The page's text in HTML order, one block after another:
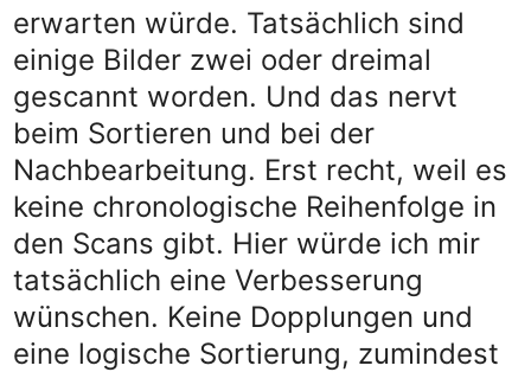
erwarten würde. Tatsächlich sind
einige Bilder zwei oder dreimal
gescannt worden. Und das nervt
beim Sortieren und bei der
Nachbearbeitung. Erst recht, weil es
keine chronologische Reihenfolge in
den Scans gibt. Hier würde ich mir
tatsächlich eine Verbesserung
wünschen. Keine Dopplungen und
eine logische Sortierung, zumindest